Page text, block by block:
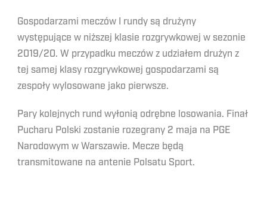
Gospodarzami meczów I rundy są drużyny
występujące w niższej klasie rozgrywkowej w sezonie
2019/20. W przypadku meczów z udziałem drużyn z
tej samej klasy rozgrywkowej gospodarzami są
zespoły wylosowane jako pierwsze.
Pary kolejnych rund wyłonią odrębne losowania. Finał
Pucharu Polski zostanie rozegrany 2 maja na PGE
Narodowym w Warszawie. Mecze będą
transmitowane na antenie Polsatu Sport.